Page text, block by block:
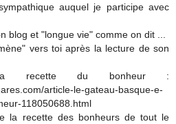
auquel je participe avec
blog et "longue vie" comme on dit ...
vers toi après la lecture de son
recette du bonheur :
article-le-gateau-basque-e-
118050688.html
la recette des bonheurs de tout le